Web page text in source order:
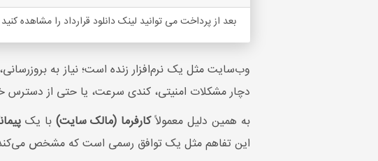
بعد از پرداخت می توانید لینک دانلود قرارداد را مشاهده کنید
وب‌سایت مثل یک نرم‌افزار زنده است؛ نیاز به
دچار مشکلات امنیتی، کندی سرعت، یا حتی از
به همین دلیل معمولاًکارفرما (مالک سایت) با یک
این تفاهم مثل یک توافق رسمی است که مشخص